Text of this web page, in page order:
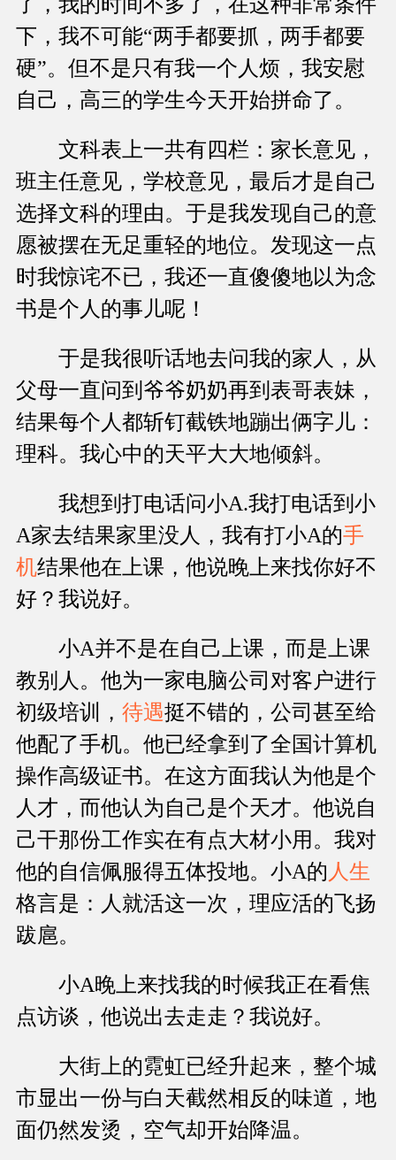
下，我不可能“两手都要抓，两手都要
硬”。但不是只有我一个人烦，我安慰
自己，高三的学生今天开始拼命了。
文科表上一共有四栏：家长意见，
班主任意见，学校意见，最后才是自己
选择文科的理由。于是我发现自己的意
愿被摆在无足重轻的地位。发现这一点
时我惊诧不已，我还一直傻傻地以为念
书是个人的事儿呢！
于是我很听话地去问我的家人，从
父母一直问到爷爷奶奶再到表哥表妹，
结果每个人都斩钉截铁地蹦出俩字儿：
理科。我心中的天平大大地倾斜。
我想到打电话问小A.我打电话到小
A家去结果家里没人，我有打小A的手
机结果他在上课，他说晚上来找你好不
好？我说好。
小A并不是在自己上课，而是上课
教别人。他为一家电脑公司对客户进行
初级培训， 待遇挺不错的，公司甚至给
他配了手机。他已经拿到了全国计算机
操作高级证书。在这方面我认为他是个
人才，而他认为自己是个天才。他说自
己干那份工作实在有点大材小用。我对
他的自信佩服得五体投地。小A的 人生
格言是：人就活这一次，理应活的飞扬
跋扈。
小A晚上来找我的时候我正在看焦
点访谈，他说出去走走？我说好。
大街上的霓虹已经升起来，整个城
市显出一份与白天截然相反的味道，地
面仍然发烫，空气却开始降温。